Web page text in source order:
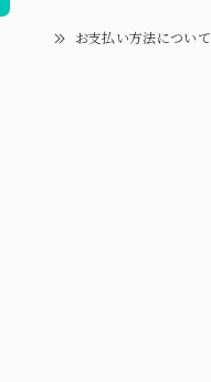
お支払い方法について